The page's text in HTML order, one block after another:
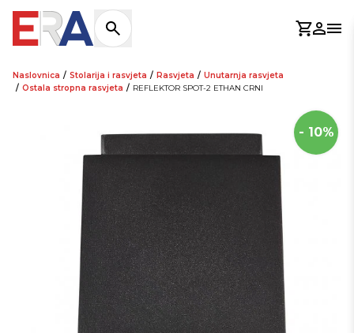
Košarica
Naslovnica / Stolarija i rasvjeta / Rasvjeta / Unutarnja rasvjeta
/ Ostala stropna rasvjeta / REFLEKTOR SPOT-2 ETHAN CRNI
- 10%